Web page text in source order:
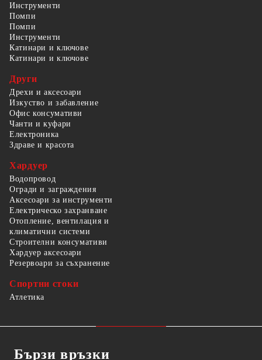
Инструменти
Помпи
Помпи
Инструменти
Катинари и ключове
Катинари и ключове
Други
Дрехи и аксесоари
Изкуство и забавление
Офис консумативи
Чанти и куфари
Електроника
Здраве и красота
Хардуер
Водопровод
Огради и заграждения
Аксесоари за инструменти
Електрическо захранване
Отопление, вентилация и
климатични системи
Строителни консумативи
Хардуер аксесоари
Резервоари за съхранение
Спортни стоки
Атлетика
Бързи връзки